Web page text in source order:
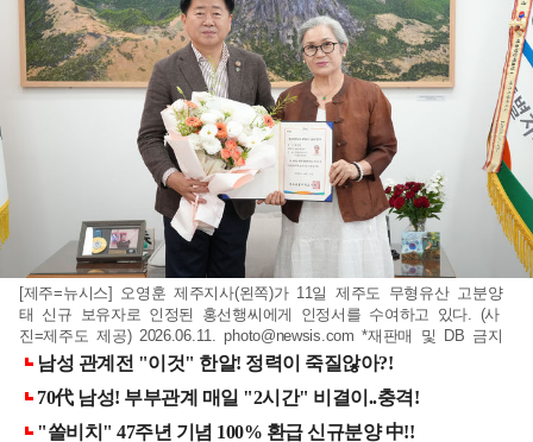
[제주=뉴시스] 오영훈 제주지사(왼쪽)가 11일 제주도 무형유산 고분양
태 신규 보유자로 인정된 홍선행씨에게 인정서를 수여하고 있다. (사
진=제주도 제공) 2026.06.11.photo@newsis.com *재판매 및 DB 금지